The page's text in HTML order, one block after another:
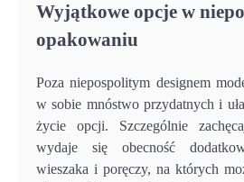
Wyjątkowe opcje w
opakowaniu
Poza niepospolitym designem
w sobie mnóstwo przydatnych i
życie opcji. Szczególnie
wydaje się obecność
wieszaka i poręczy, na których